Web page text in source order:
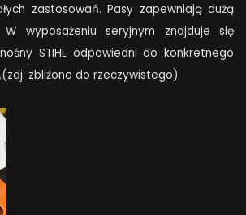
zastosowań. Pasy zapewniają dużą
wyposażeniu seryjnym znajduje się
STIHL odpowiedni do konkretnego
zbliżone do rzeczywistego)